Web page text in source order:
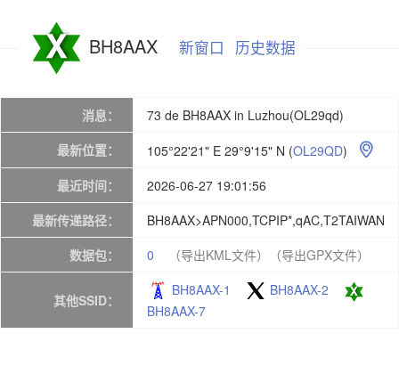
BH8AAX 新窗口 历史数据
消息：
73 de BH8AAX in Luzhou(OL29qd)
最新位置：
105°22'21" E 29°9'15" N (OL29QD) 
最近时间：
2026-06-27 19:01:56
最新传递路径：
BH8AAX>APN000,TCPIP*,qAC,T2TAIWAN
数据包：
0 （导出KML文件） （导出GPX文件）
其他SSID：
BH8AAX-1
BH8AAX-2
BH8AAX-7